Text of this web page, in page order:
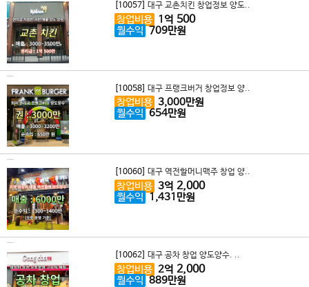
[10057] 대구 교촌치킨 창업정보 양도..
창업비용 1 억 500
월수익 709만원
[10058] 대구 프랭크버거 창업정보 양..
창업비용 3,000만원
월수익 654만원
[10060] 대구 역전할머니맥주 창업 양..
창업비용 3억 2,000
월수익 1,431 만원
[10062] 대구 공차 창업 양도양수. ..
창업비용 2억 2,000
월수익 889만원